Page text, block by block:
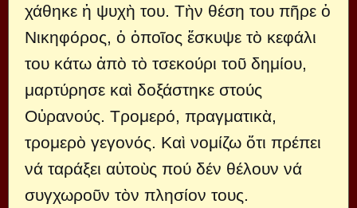
χάθηκε ἡ ψυχὴ του. Τὴν θέση του πῆρε ὁ
Νικηφόρος, ὁ ὁποῖος ἔσκυψε τὸ κεφάλι
του κάτω ἀπὸ τὸ τσεκούρι τοῦ δημίου,
μαρτύρησε καὶ δοξάστηκε στούς
Οὐρανούς. Τρομερό, πραγματικὰ,
τρομερὸ γεγονός. Καὶ νομίζω ὅτι πρέπει
νά ταράξει αὐτοὺς πού δέν θέλουν νά
συγχωροῦν τὸν πλησίον τους.